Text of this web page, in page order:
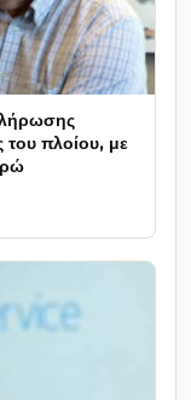
πλοίου, με